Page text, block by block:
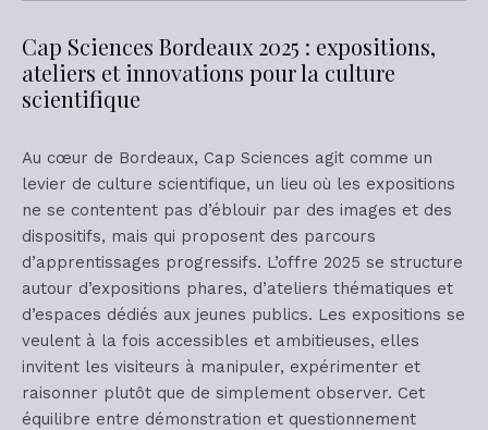
Cap Sciences Bordeaux 2025 : expositions,
ateliers et innovations pour la culture
scientifique
Au cœur de Bordeaux, Cap Sciences agit comme un
levier de culture scientifique, un lieu où les expositions
ne se contentent pas d’éblouir par des images et des
dispositifs, mais qui proposent des parcours
d’apprentissages progressifs. L’offre 2025 se structure
autour d’expositions phares, d’ateliers thématiques et
d’espaces dédiés aux jeunes publics. Les expositions se
veulent à la fois accessibles et ambitieuses, elles
invitent les visiteurs à manipuler, expérimenter et
raisonner plutôt que de simplement observer. Cet
équilibre entre démonstration et questionnement